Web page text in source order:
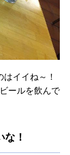
イイね～！
ールを飲んで
！